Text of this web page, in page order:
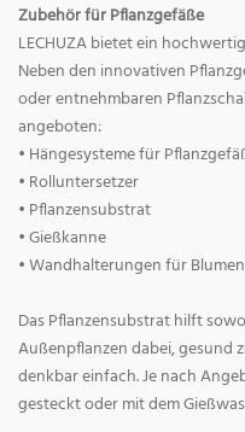
Zubehör für Pflanzgefäße
LECHUZA bietet ein
Neben den innovativen
oder entnehmbaren
angeboten:
• Hängesysteme für
• Rolluntersetzer
• Pflanzensubstrat
• Gießkanne
• Wandhalterungen für
Das Pflanzensubstrat hilft
Außenpflanzen dabei, gesund
denkbar einfach. Je nach
gesteckt oder mit dem